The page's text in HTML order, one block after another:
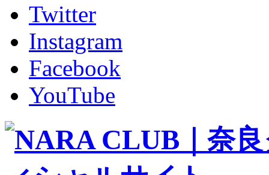
グッズ
ファンコミュニティ
ホームタウン
コラム
その他
TEAM
2026/27トップチーム
2026/27トップチームスタッフ
バモス
チアダンススクール
ボランティアチーム「volundeer」
ビクトリーロード
Twitter
Instagram
Facebook
YouTube